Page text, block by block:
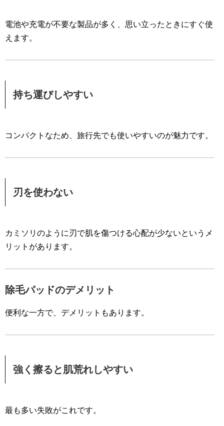
電池や充電が不要な製品が多く、思い立ったときにすぐ使
えます。
持ち運びしやすい
コンパクトなため、旅行先でも使いやすいのが魅力です。
刃を使わない
カミソリのように刃で肌を傷つける心配が少ないというメ
リットがあります。
除毛パッドのデメリット
便利な一方で、デメリットもあります。
強く擦ると肌荒れしやすい
最も多い失敗がこれです。